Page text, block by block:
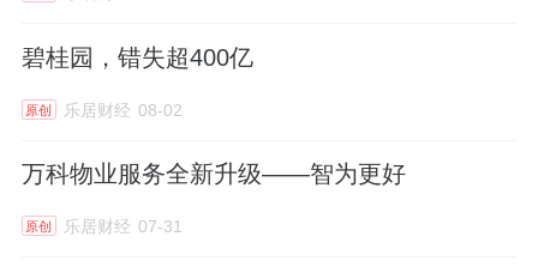
点、岗位调整等因素，高管薪酬在时间纵线上
的对比，一定程度上并不具备客观性。
不过聚焦近两年在岗位上稳定的物企总裁来
看，降薪确实是绝对的主流。
碧桂园，错失超400亿
原创 乐居财经 08-02
万科物业服务全新升级——智为更好
原创 乐居财经 07-31